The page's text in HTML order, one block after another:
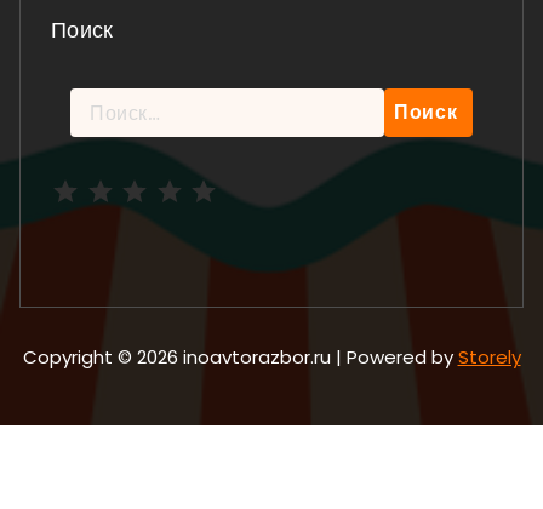
Поиск
Найти:
Copyright © 2026 inoavtorazbor.ru | Powered byStorely